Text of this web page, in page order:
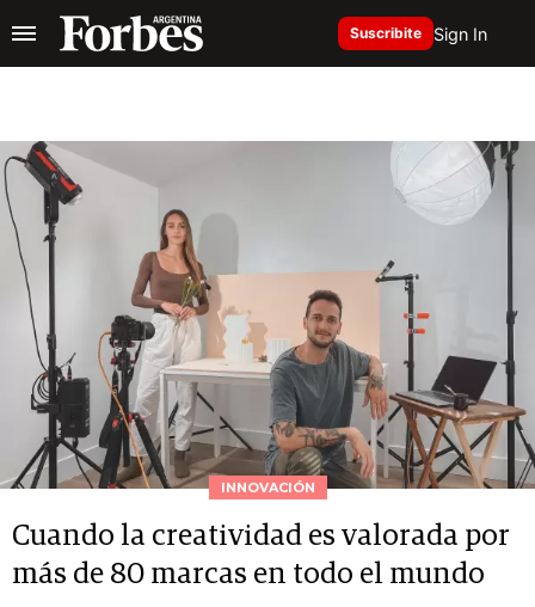
Suscribite Sign In
INNOVACIÓN
Cuando la creatividad es valorada por
más de 80 marcas en todo el mundo